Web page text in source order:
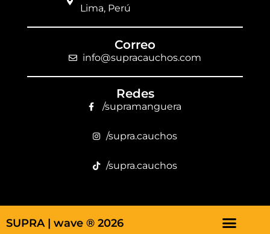
Lima, Perú
Correo
info@supracauchos.com
Redes
/supramanguera
/supra.cauchos
/supra.cauchos
SUPRA | wave ® 2026